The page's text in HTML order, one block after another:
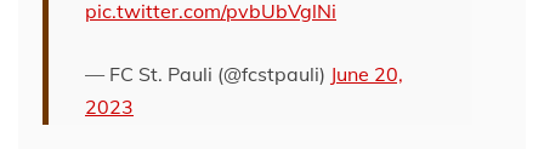
pic.twitter.com/pvbUbVglNi
— FC St. Pauli (@fcstpauli) June 20,
2023